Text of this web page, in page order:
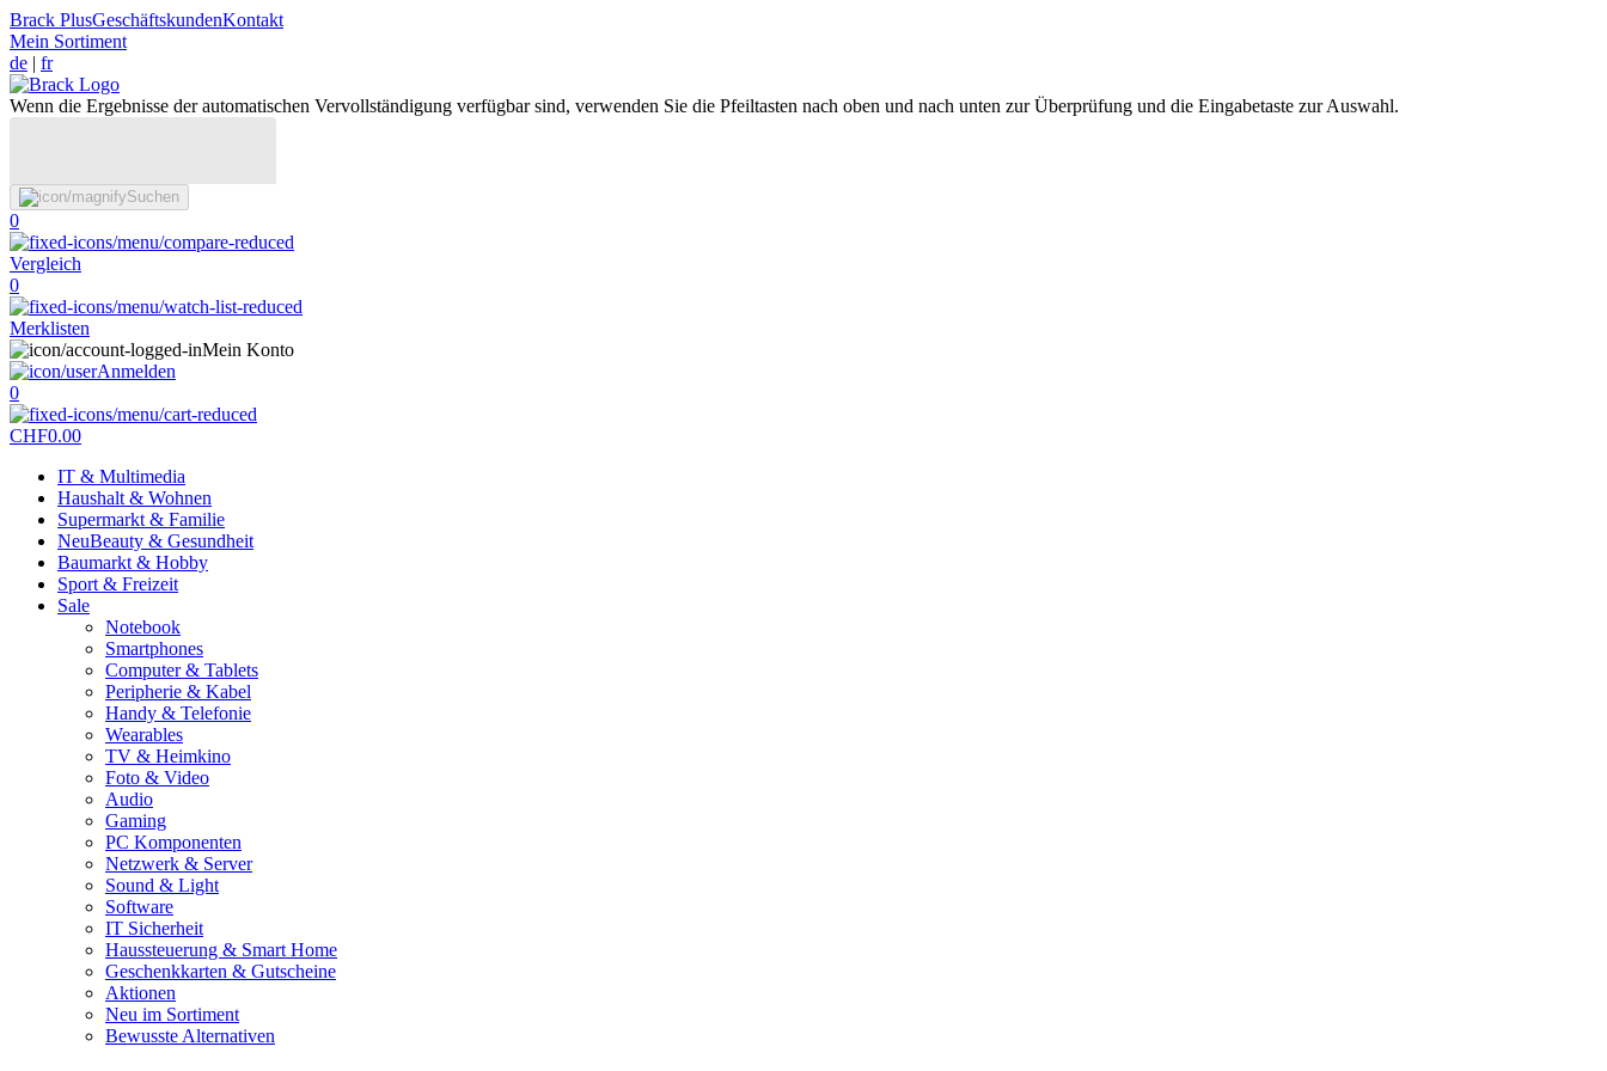
Brack PlusGeschäftskundenKontakt
Mein Sortiment
de | fr
Wenn die Ergebnisse der automatischen Vervollständigung verfügbar sind, verwenden Sie die Pfeiltasten nach oben und nach unten zur Überprüfung und die Eingabetaste zur Auswahl.
Suchen
0
Vergleich
0
Merklisten
Mein Konto
Anmelden
0
CHF0.00
IT & Multimedia
Haushalt & Wohnen
Supermarkt & Familie
NeuBeauty & Gesundheit
Baumarkt & Hobby
Sport & Freizeit
Sale
Notebook
Smartphones
Computer & Tablets
Peripherie & Kabel
Handy & Telefonie
Wearables
TV & Heimkino
Foto & Video
Audio
Gaming
PC Komponenten
Netzwerk & Server
Sound & Light
Software
IT Sicherheit
Haussteuerung & Smart Home
Geschenkkarten & Gutscheine
Aktionen
Neu im Sortiment
Bewusste Alternativen